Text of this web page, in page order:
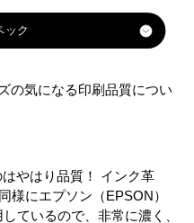
エプソン
マゼン
イエロ
の気になる印刷品質につい
やはり品質！ インク革
様にエプソン（EPSON）
ているので、非常に濃く、